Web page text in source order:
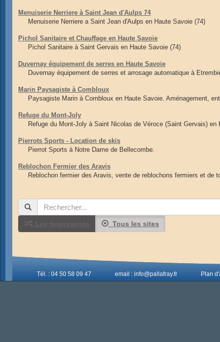
Menuiserie Nerriere à Saint Jean d'Aulps 74
Menuiserie Nerriere a Saint Jean d'Aulps en Haute Savoie (74)
Pichol Sanitaire et Chauffage en Haute Savoie
Pichol Sanitaire à Saint Gervais en Haute Savoie (74)
Duvernay équipement de serres en Haute Savoie
Duvernay équipement de serres et arrosage automatique à
Marin Paysagiste à Combloux
Paysagiste Marin à Combloux en Haute Savoie. Aménagement,
Refuge du Mont-Joly
Refuge du Mont-Joly à Saint Nicolas de Véroce (Saint Gervais) en
Pierrots Sports - Location de skis
Pierrot Sports à Notre Dame de Bellecombe.
Reblochon Fermier des Aravis
Reblochon fermier des Aravis, vente de reblochons fermiers et de
Tous les sites
Tél. : 04 50 58 09 47 email : info@pallafray.fr Plan